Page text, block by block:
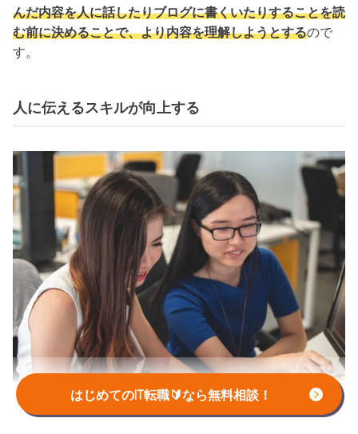
はじめてのIT転職🔰なら無料相談！
んだ内容を人に話したりブログに書くいたりすることを読
む前に決めることで、より内容を理解しようとするので
す。
人に伝えるスキルが向上する